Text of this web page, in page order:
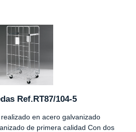
Ref.RT87/104-5
en acero galvanizado
de primera calidad Con dos